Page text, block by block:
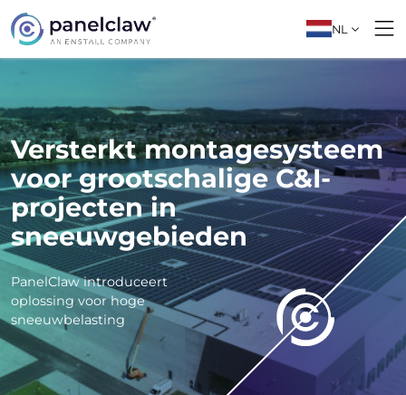
NL
Versterkt montagesysteem
voor grootschalige C&I-
projecten in
sneeuwgebieden
PanelClaw introduceert
oplossing voor hoge
sneeuwbelasting